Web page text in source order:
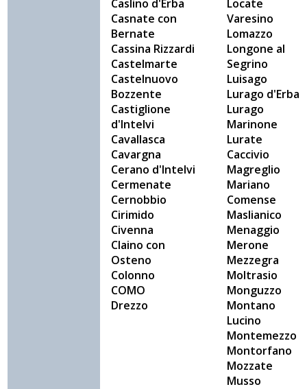
Caslino d'Erba
Casnate con
Bernate
Cassina Rizzardi
Castelmarte
Castelnuovo
Bozzente
Castiglione
d'Intelvi
Cavallasca
Cavargna
Cerano d'Intelvi
Cermenate
Cernobbio
Cirimido
Civenna
Claino con
Osteno
Colonno
COMO
Drezzo
Locate
Varesino
Lomazzo
Longone al
Segrino
Luisago
Lurago d'Erba
Lurago
Marinone
Lurate
Caccivio
Magreglio
Mariano
Comense
Maslianico
Menaggio
Merone
Mezzegra
Moltrasio
Monguzzo
Montano
Lucino
Montemezzo
Montorfano
Mozzate
Musso